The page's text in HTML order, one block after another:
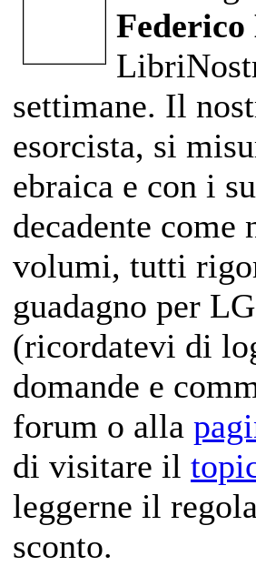
settimane. Il
esorcista, si
ebraica e con i
decadente
volumi, tutti
guadagno per
(ricordatevi di
domande e
forum o alla
di visitare il
leggerne il
sconto.